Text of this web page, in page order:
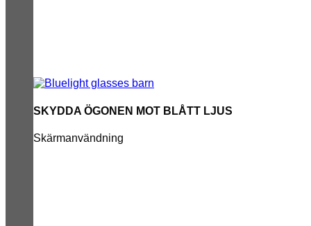
SKYDDA ÖGONEN MOT BLÅTT LJUS
Skärmanvändning